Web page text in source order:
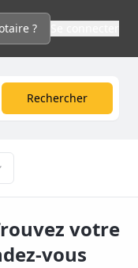
?
Rechercher
votre
vous